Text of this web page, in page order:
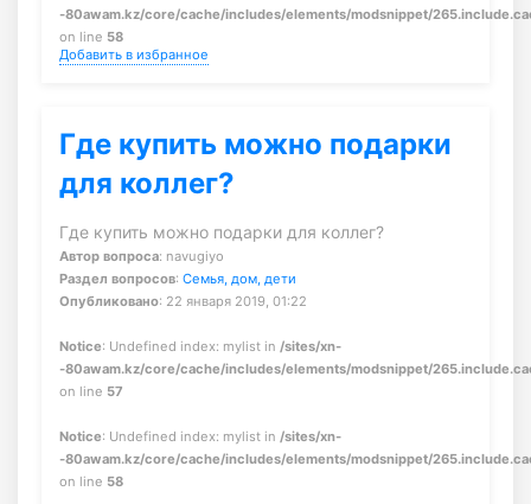
-80awam.kz/core/cache/includes/elements/modsnippet/
on line 58
Добавить в избранное
Где купить можно подарки
для коллег?
Где купить можно подарки для коллег?
Автор вопроса: navugiyo
Раздел вопросов: Семья, дом, дети
Опубликовано: 22 января 2019, 01:22
Notice: Undefined index: mylist in /sites/xn-
-80awam.kz/core/cache/includes/elements/modsnippet/
on line 57
Notice: Undefined index: mylist in /sites/xn-
-80awam.kz/core/cache/includes/elements/modsnippet/
on line 58